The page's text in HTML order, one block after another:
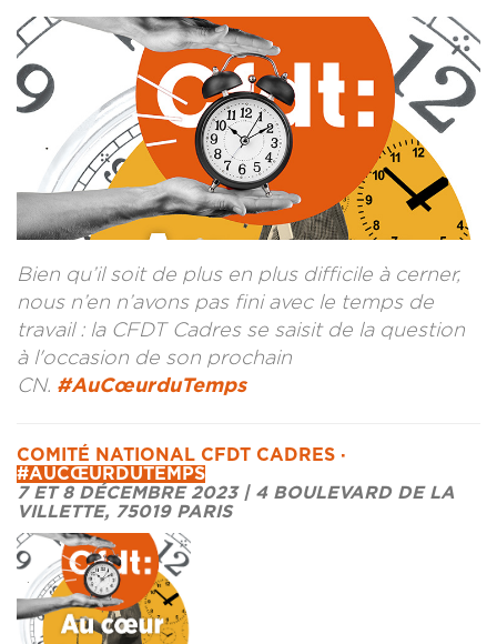
LA REVUE CADRES
LE CREFAC
L’OBSERVATOIRE DES CADRES
Bien qu’il soit de plus en plus difficile à cerner,
nous n’en n’avons pas fini avec le temps de
travail : la CFDT Cadres se saisit de la question
à l'occasion de son prochain
CN. #AuCœurduTemps
COMITÉ NATIONAL CFDT CADRES ·
#AUCŒURDUTEMPS
7 ET 8 DÉCEMBRE 2023 | 4 BOULEVARD DE LA
VILLETTE, 75019 PARIS